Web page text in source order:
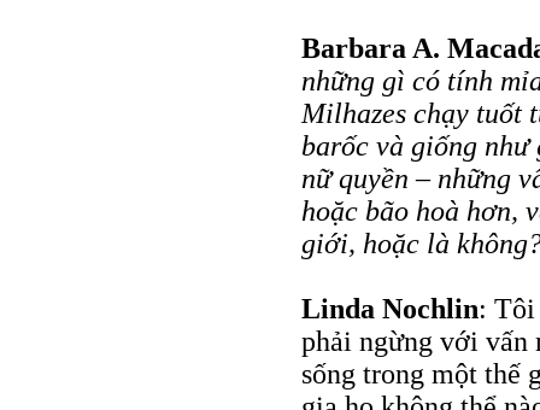
Barbara A.
những gì có tính
Milhazes chạy tuốt
barốc và giống như
nữ quyền – những
hoặc bão hoà hơn,
giới, hoặc là
Linda Nochlin: Tôi
phải ngừng với vấn
sống trong một thế